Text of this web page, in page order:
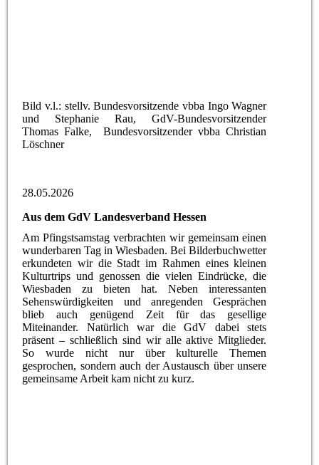
Bild v.l.: stellv. Bundesvorsitzende vbba Ingo Wagner
und Stephanie Rau, GdV-Bundesvorsitzender
Thomas Falke, Bundesvorsitzender vbba Christian
Löschner
28.05.2026
Aus dem GdV Landesverband Hessen
Am Pfingstsamstag verbrachten wir gemeinsam einen
wunderbaren Tag in Wiesbaden. Bei Bilderbuchwetter
erkundeten wir die Stadt im Rahmen eines kleinen
Kulturtrips und genossen die vielen Eindrücke, die
Wiesbaden zu bieten hat. Neben interessanten
Sehenswürdigkeiten und anregenden Gesprächen
blieb auch genügend Zeit für das gesellige
Miteinander. Natürlich war die GdV dabei stets
präsent – schließlich sind wir alle aktive Mitglieder.
So wurde nicht nur über kulturelle Themen
gesprochen, sondern auch der Austausch über unsere
gemeinsame Arbeit kam nicht zu kurz.